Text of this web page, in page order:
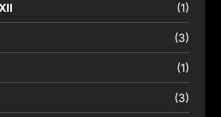
(1)
(3)
(1)
(3)